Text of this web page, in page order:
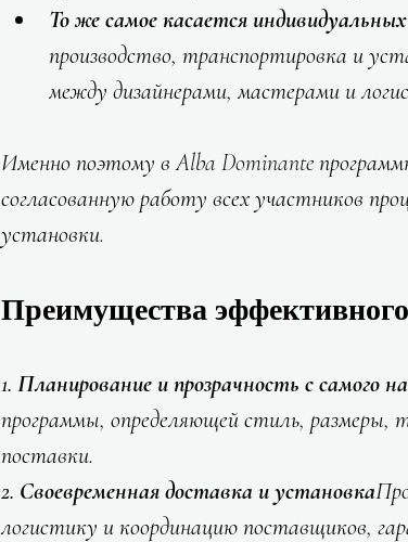
То же самое касается
производство, транспортировка и
между дизайнерами, мастерами и
Именно поэтому в Alba Dominante
согласованную работу всех участников
установки.
Преимущества
1. Планирование и прозрачность с самого
программы, определяющей стиль, размеры,
поставки.
2. Своевременная доставка и установка
логистику и координацию поставщиков,